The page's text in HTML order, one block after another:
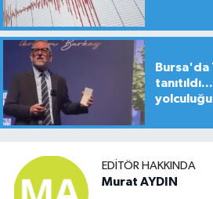
Bursa'da
EDITÖR HAKKINDA
Murat AYDIN